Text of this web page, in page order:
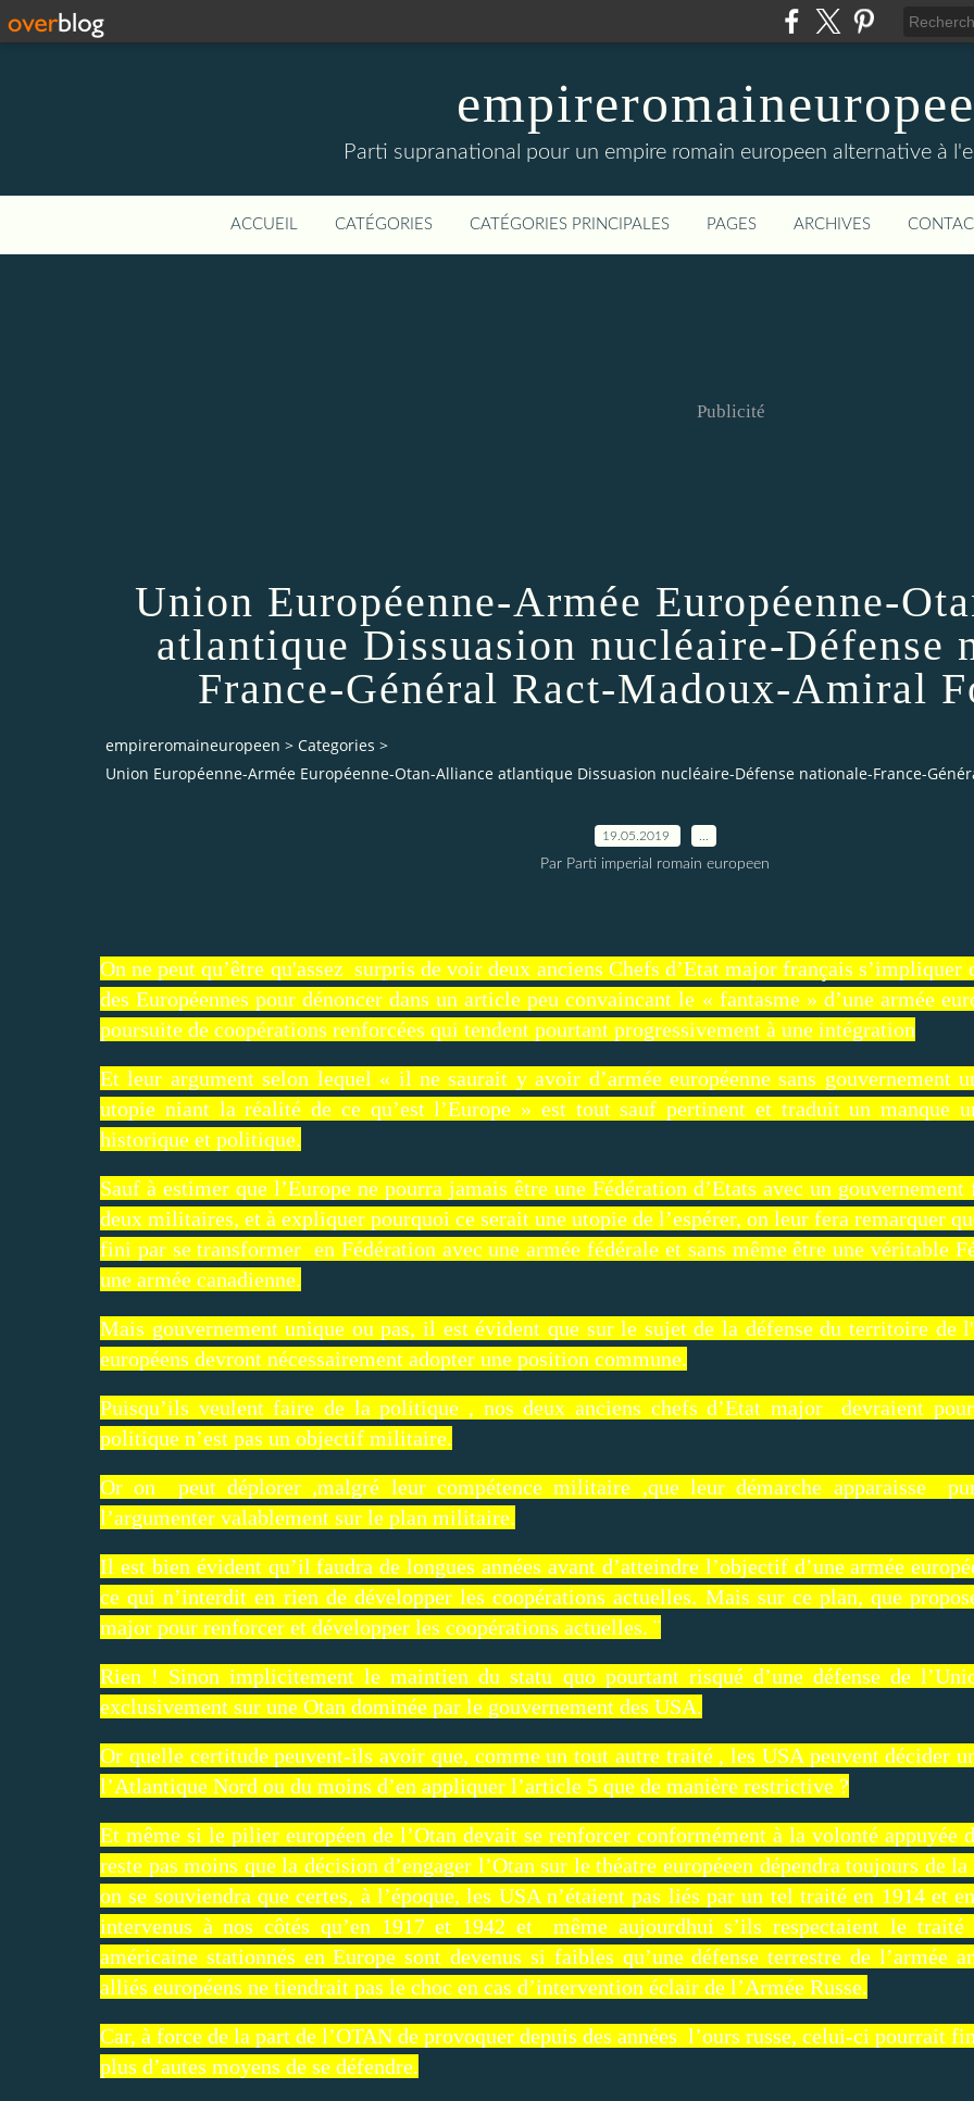
Parti supranational pour un empire romain europeen alternative à
ACCUEIL CATÉGORIES CATÉGORIES PRINCIPALES PAGES ARCHIVES
Publicité
Union Européenne-Armée Européenne-
atlantique Dissuasion nucléaire-Défense
France-Général Ract-Madoux-Amiral
empireromaineuropeen > Categories >
Union Européenne-Armée Européenne-Otan-Alliance atlantique Dissuasion nucléaire-Défense nationale-France-
19.05.2019
Par Parti imperial romain europeen
On ne peut qu’être qu'assez surpris de voir deux anciens Chefs d’Etat major français s’impliquer
des Européennes pour dénoncer dans un article peu convaincant le « fantasme » d’une armée
poursuite de coopérations renforcées qui tendent pourtant progressivement à une intégration
Et leur argument selon lequel « il ne saurait y avoir d’armée européenne sans gouvernement
utopie niant la réalité de ce qu’est l’Europe » est tout sauf pertinent et traduit un manque
historique et politique.
Sauf à estimer que l’Europe ne pourra jamais être une Fédération d’Etats avec un gouvernement
deux militaires, et à expliquer pourquoi ce serait une utopie de l’espérer, on leur fera remarquer
fini par se transformer en Fédération avec une armée fédérale et sans même être une véritable
une armée canadienne.
Mais gouvernement unique ou pas, il est évident que sur le sujet de la défense du territoire de
européens devront nécessairement adopter une position commune.
Puisqu’ils veulent faire de la politique , nos deux anciens chefs d’Etat major devraient
politique n’est pas un objectif militaire.
Or on peut déplorer ,malgré leur compétence militaire ,que leur démarche apparaisse
l’argumenter valablement sur le plan militaire.
Il est bien évident qu’il faudra de longues années avant d’atteindre l’objectif d’une armée
ce qui n’interdit en rien de développer les coopérations actuelles. Mais sur ce plan, que
major pour renforcer et développer les coopérations actuelles. ¨
Rien ! Sinon implicitement le maintien du statu quo pourtant risqué d’une défense de
exclusivement sur une Otan dominée par le gouvernement des USA.
Or quelle certitude peuvent-ils avoir que, comme un tout autre traité , les USA peuvent décider
l’Atlantique Nord ou du moins d’en appliquer l’article 5 que de manière restrictive ?
Et même si le pilier européen de l’Otan devait se renforcer conformément à la volonté appuyée
reste pas moins que la décision d’engager l’Otan sur le théatre européeen dépendra toujours de
on se souviendra que certes, à l’époque, les USA n’étaient pas liés par un tel traité en 1914 et
intervenus à nos côtés qu’en 1917 et 1942 et même aujourdhui s’ils respectaient le
américaine stationnés en Europe sont devenus si faibles qu’une défense terrestre de l’armée
alliés européens ne tiendrait pas le choc en cas d’intervention éclair de l’Armée Russe.
Car, à force de la part de l’OTAN de provoquer depuis des années l’ours russe, celui-ci pourrait
plus d’autes moyens de se défendre.